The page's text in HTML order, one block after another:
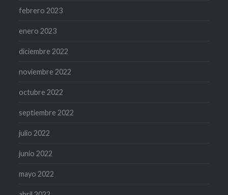
febrero 2023
enero 2023
diciembre 2022
noviembre 2022
octubre 2022
septiembre 2022
julio 2022
junio 2022
mayo 2022